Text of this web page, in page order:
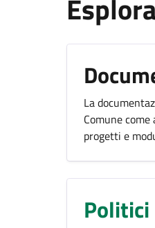
La
Comune
progetti e
Politici